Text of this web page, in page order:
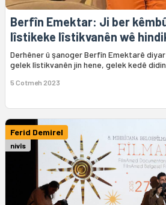
Berfîn Emektar: Ji ber
lîstikeke lîstikvanên wê
Derhêner û şanoger Berfîn Emektarê diyar
gelek lîstikvanên jin hene, gelek kedê
5 Cotmeh 2023
Ferid Demirel
nivîs